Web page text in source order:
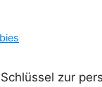
zur